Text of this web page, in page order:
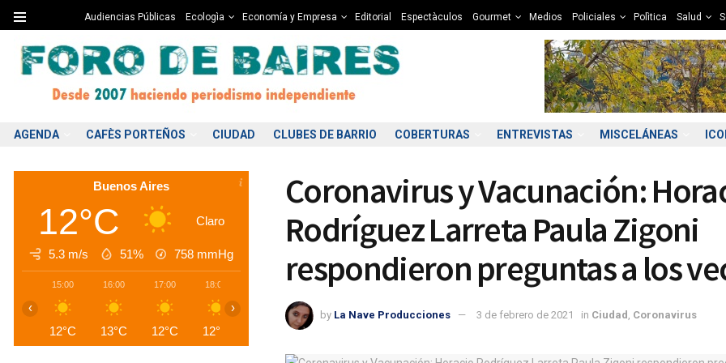
Audiencias Públicas Ecologìa Economía y Empresa Editorial Espectàculos Gourmet Medios Policiales Polìtica Salud
AGENDA CAFÈS PORTEÑOS CIUDAD CLUBES DE BARRIO COBERTURAS ENTREVISTAS MISCELÁNEAS
Coronavirus y Vacunación:
Rodríguez Larreta Paula Zigoni
respondieron preguntas a los
by La Nave Producciones 3 de febrero de 2021 in Ciudad Coronavirus
Buenos Aires
12°C Claro
5.3 m/s 51% 758 mmHg
15:00
12°C
16:00
13°C
17:00
12°C
18:00
12°C
20:00
10°C
22:00 00:00 01:00 02:00 03:00
‹ ›